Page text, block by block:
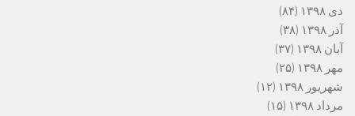
دی ۱۳۹۸
(۸۴)
آذر ۱۳۹۸
(۳۸)
آبان ۱۳۹۸
(۳۷)
مهر ۱۳۹۸
(۲۵)
شهریور ۱۳۹۸
(۱۲)
مرداد ۱۳۹۸
(۱۵)